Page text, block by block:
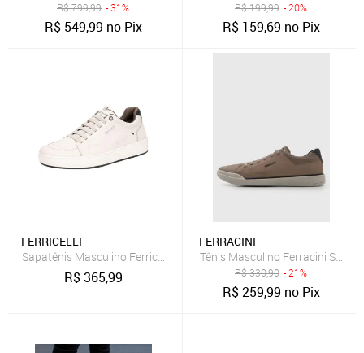
R$799,99 - 31%
R$ 549,99 no Pix
R$199,99 - 20%
R$ 159,69 no Pix
FERRICELLI
Sapatênis Masculino Ferricelli Hrt61000 9896100 Bege
R$365,99
FERRACINI
Tênis Masculino Ferracini Star
R$330,90 - 21%
R$259,99 no Pix